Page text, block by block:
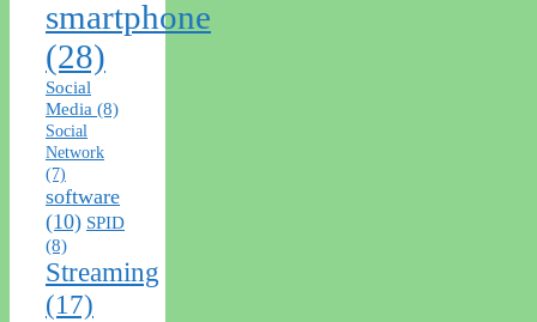
smartphone
(28)
Social
Media (8)
Social
Network
(7)
software
(10) SPID
(8)
Streaming
(17)